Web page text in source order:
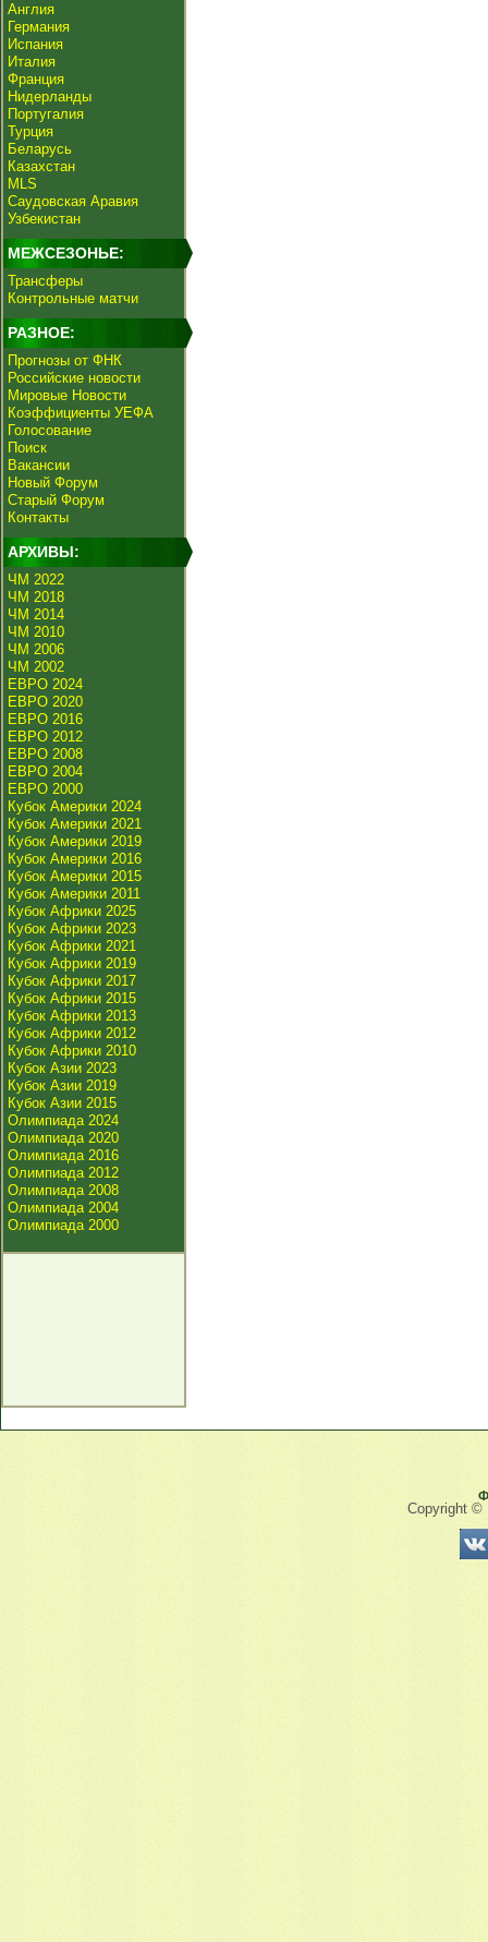
Англия
Германия
Испания
Италия
Франция
Нидерланды
Португалия
Турция
Беларусь
Казахстан
MLS
Саудовская Аравия
Узбекистан
МЕЖСЕЗОНЬЕ:
Трансферы
Контрольные матчи
РАЗНОЕ:
Прогнозы от ФНК
Российские новости
Мировые Новости
Коэффициенты УЕФА
Голосование
Поиск
Вакансии
Новый Форум
Старый Форум
Контакты
АРХИВЫ:
ЧМ 2022
ЧМ 2018
ЧМ 2014
ЧМ 2010
ЧМ 2006
ЧМ 2002
ЕВРО 2024
ЕВРО 2020
ЕВРО 2016
ЕВРО 2012
ЕВРО 2008
ЕВРО 2004
ЕВРО 2000
Кубок Америки 2024
Кубок Америки 2021
Кубок Америки 2019
Кубок Америки 2016
Кубок Америки 2015
Кубок Америки 2011
Кубок Африки 2025
Кубок Африки 2023
Кубок Африки 2021
Кубок Африки 2019
Кубок Африки 2017
Кубок Африки 2015
Кубок Африки 2013
Кубок Африки 2012
Кубок Африки 2010
Кубок Азии 2023
Кубок Азии 2019
Кубок Азии 2015
Олимпиада 2024
Олимпиада 2020
Олимпиада 2016
Олимпиада 2012
Олимпиада 2008
Олимпиада 2004
Олимпиада 2000
Copyright ©